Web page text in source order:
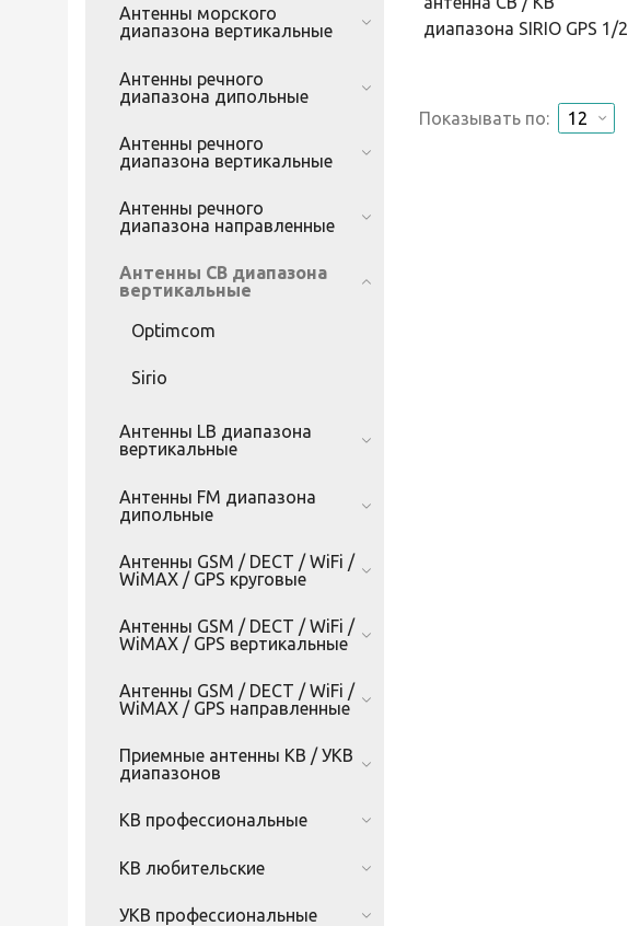
диапазона SIRIO GPS 1/2
Показывать по:
Антенны морского
диапазона вертикальные
Антенны речного
диапазона дипольные
Антенны речного
диапазона вертикальные
Антенны речного
диапазона направленные
Антенны CB диапазона
вертикальные
Optimcom
Sirio
Антенны LB диапазона
вертикальные
Антенны FM диапазона
дипольные
Антенны GSM / DECT / WiFi /
WiMAX / GPS круговые
Антенны GSM / DECT / WiFi /
WiMAX / GPS вертикальные
Антенны GSM / DECT / WiFi /
WiMAX / GPS направленные
Приемные антенны КВ / УКВ
диапазонов
КВ профессиональные
КВ любительские
УКВ профессиональные